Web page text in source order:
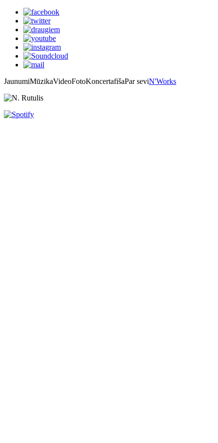
JaunumiMūzikaVideoFotoKoncertafišaPar seviN'Works